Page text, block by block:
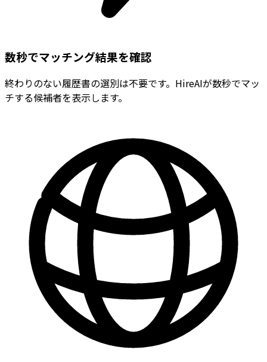
数秒でマッチング結果を確認
終わりのない履歴書の選別は不要です。HireAIが数秒でマッ
チする候補者を表示します。